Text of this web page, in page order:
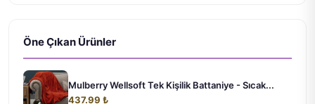
Öne Çıkan Ürünler
Mulberry Wellsoft Tek Kişilik Battaniye - Sıcak...
437.99 ₺